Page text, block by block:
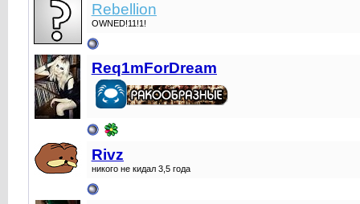
Rebellion
OWNED!11!1!
Req1mForDream
Rivz
никого не кидал 3,5 года